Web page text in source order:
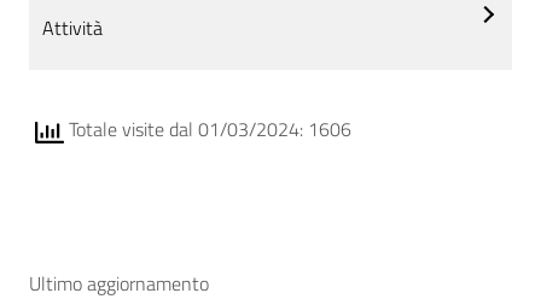
Attività
Totale visite dal 01/03/2024: 1606
Ultimo aggiornamento